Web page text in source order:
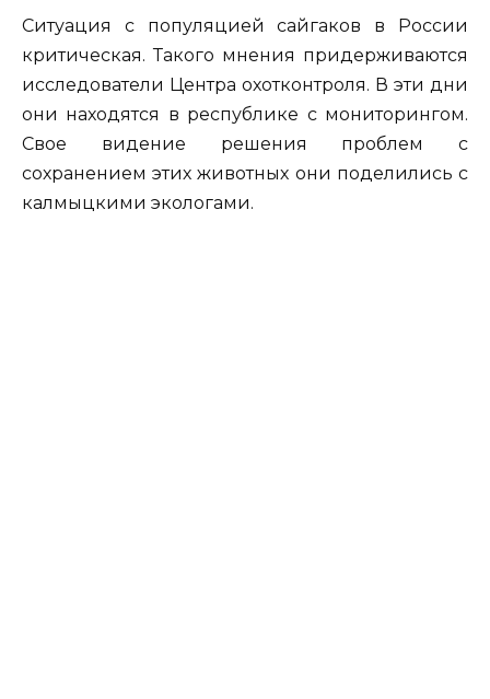
Ситуация с популяцией сайгаков в России
критическая. Такого мнения придерживаются
исследователи Центра охотконтроля. В эти дни
они находятся в республике с мониторингом.
Свое видение решения проблем с
сохранением этих животных они поделились с
калмыцкими экологами.